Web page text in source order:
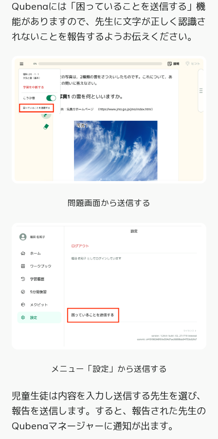
Qubenaには「困っていることを送信する」機
能がありますので、先生に文字が正しく認識さ
れないことを報告するようお伝えください。
問題画面から送信する
メニュー「設定」から送信する
児童生徒は内容を入力し送信する先生を選び、
報告を送信します。すると、報告された先生の
Qubenaマネージャーに通知が出ます。